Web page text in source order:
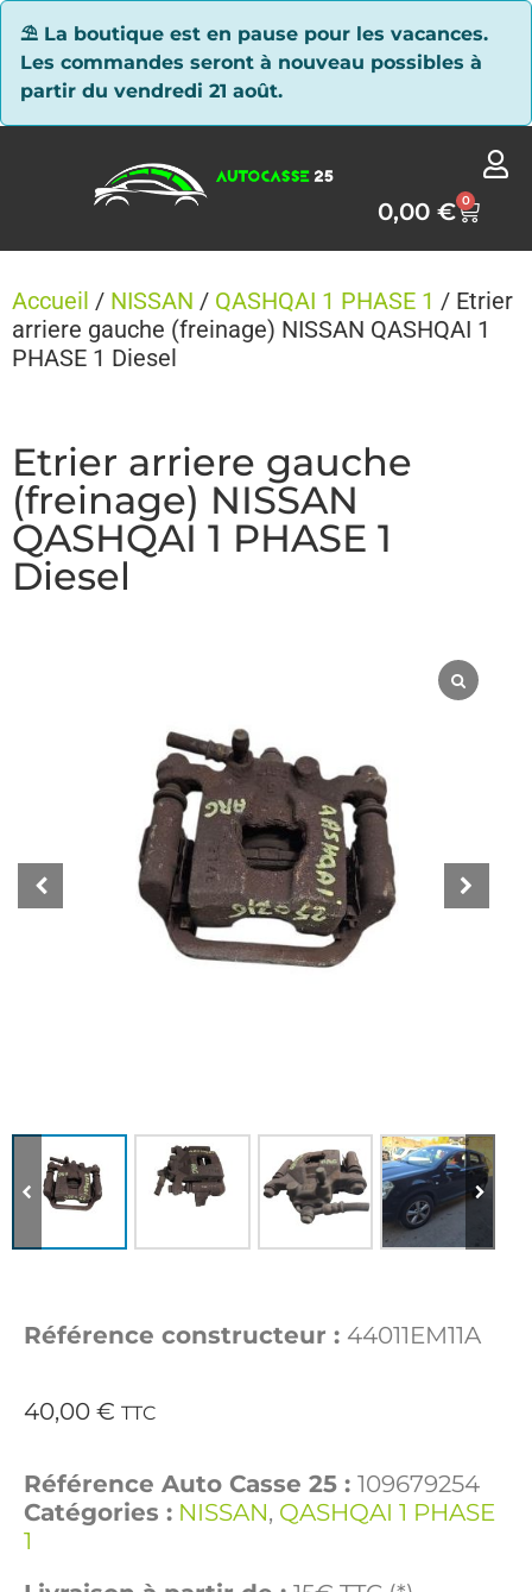
⛱ La boutique est en pause pour les vacances.
Les commandes seront à nouveau possibles à
partir du vendredi 21 août.
0,00€ 0
Accueil / NISSAN / QASHQAI 1 PHASE 1 / Etrier
arriere gauche (freinage) NISSAN QASHQAI 1
PHASE 1 Diesel
Etrier arriere gauche
(freinage) NISSAN
QASHQAI 1 PHASE 1
Diesel
Référence constructeur : 44011EM11A
40,00 € TTC
Référence Auto Casse 25 : 109679254
Catégories : NISSAN, QASHQAI 1 PHASE
1
Panneau de gestion des cookies